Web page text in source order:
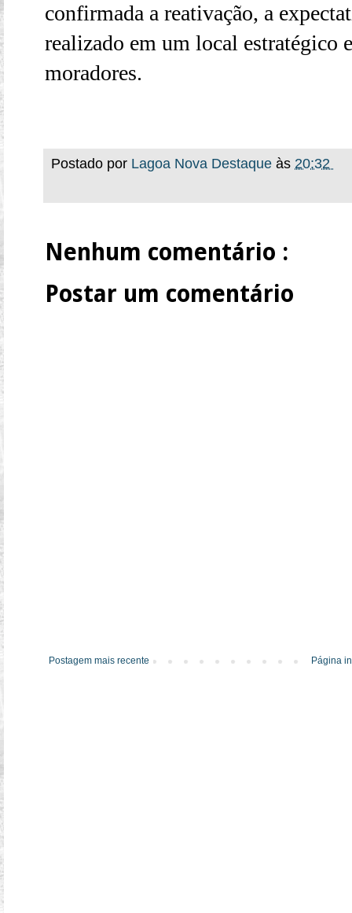
confirmada a reativação, a
realizado em um local estratégico
moradores.
Postado por Lagoa Nova Destaque às 20:32
Nenhum comentário :
Postar um comentário
Postagem mais recente Página